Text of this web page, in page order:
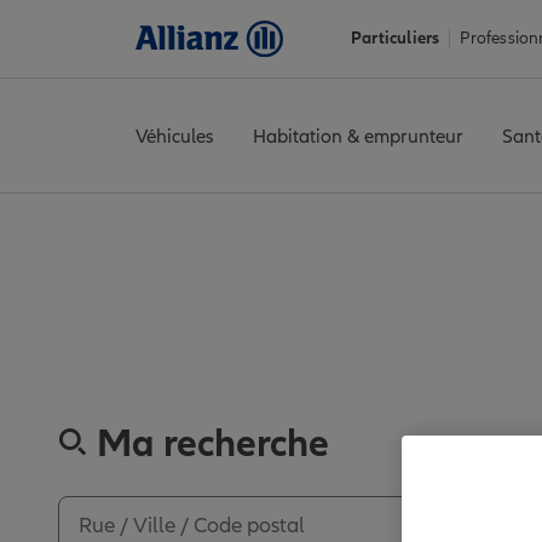
Particuliers
Véhicules Habitation & emprunteur
Ma recherche